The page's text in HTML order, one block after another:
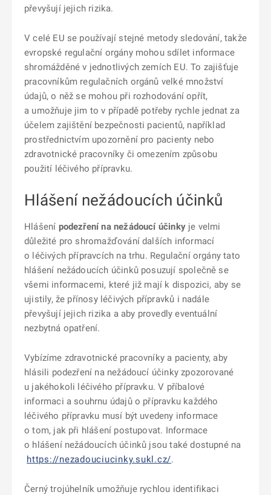
převyšují jejich rizika.
V celé EU se používají stejné metody sledování, takže
evropské regulační orgány mohou sdílet informace
shromážděné v jednotlivých zemích EU. To zajišťuje
pracovníkům regulačních orgánů velké množství
údajů, o něž se mohou při rozhodování opřít,
a umožňuje jim to v případě potřeby rychle jednat za
účelem zajištění bezpečnosti pacientů, například
prostřednictvím upozornění pro pacienty nebo
zdravotnické pracovníky či omezením způsobu
použití léčivého přípravku.
Hlášení nežádoucích účinků
Hlášení podezření na nežádoucí účinkyje velmi
důležité pro shromažďování dalších informací
o léčivých přípravcích na trhu. Regulační orgány tato
hlášení nežádoucích účinků posuzují společně se
všemi informacemi, které již mají k dispozici, aby se
ujistily, že přínosy léčivých přípravků i nadále
převyšují jejich rizika a aby provedly eventuální
nezbytná opatření.
Vybízíme zdravotnické pracovníky a pacienty, aby
hlásili podezření na nežádoucí účinky zpozorované
u jakéhokoli léčivého přípravku. V příbalové
informaci a souhrnu údajů o přípravku každého
léčivého přípravku musí být uvedeny informace
o tom, jak při hlášení postupovat. Informace
o hlášení nežádoucích účinků jsou také dostupné na
https://nezadouciucinky.sukl.cz/.
Černý trojúhelník umožňuje rychlou identifikaci